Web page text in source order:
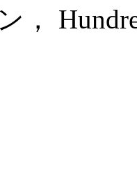
，